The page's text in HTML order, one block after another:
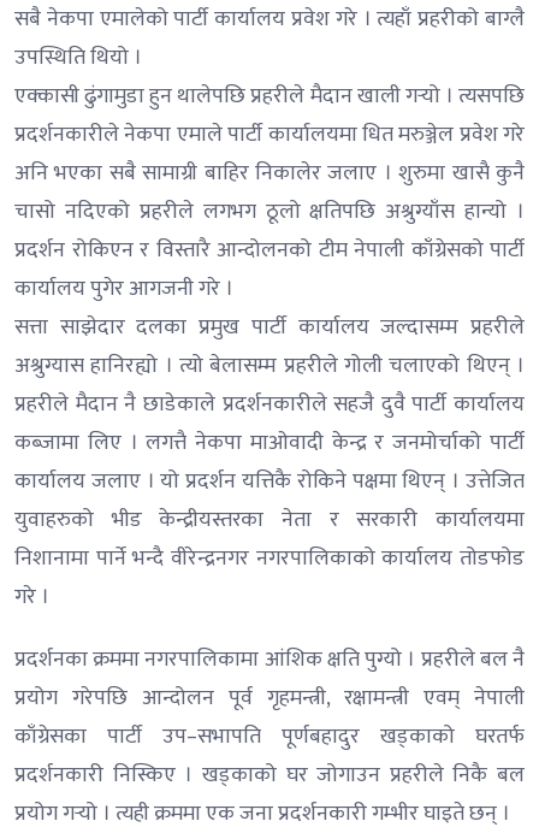
सबै नेकपा एमालेको पार्टी कार्यालय प्रवेश गरे । त्यहाँ प्रहरीको बाग्लै
उपस्थिति थियो ।
एक्कासी ढुंगामुडा हुन थालेपछि प्रहरीले मैदान खाली गर्‍यो । त्यसपछि
प्रदर्शनकारीले नेकपा एमाले पार्टी कार्यालयमा धित मरुञ्जेल प्रवेश गरे
अनि भएका सबै सामाग्री बाहिर निकालेर जलाए । शुरुमा खासै कुनै
चासो नदिएको प्रहरीले लगभग ठूलो क्षतिपछि अश्रुग्याँस हान्यो ।
प्रदर्शन रोकिएन र विस्तारै आन्दोलनको टीम नेपाली काँग्रेसको पार्टी
कार्यालय पुगेर आगजनी गरे ।
सत्ता साझेदार दलका प्रमुख पार्टी कार्यालय जल्दासम्म प्रहरीले
अश्रुग्यास हानिरह्यो । त्यो बेलासम्म प्रहरीले गोली चलाएको थिएन् ।
प्रहरीले मैदान नै छाडेकाले प्रदर्शनकारीले सहजै दुवै पार्टी कार्यालय
कब्जामा लिए । लगत्तै नेकपा माओवादी केन्द्र र जनमोर्चाको पार्टी
कार्यालय जलाए । यो प्रदर्शन यत्तिकै रोकिने पक्षमा थिएन् । उत्तेजित
युवाहरुको भीड केन्द्रीयस्तरका नेता र सरकारी कार्यालयमा
निशानामा पार्ने भन्दै वीरेन्द्रनगर नगरपालिकाको कार्यालय तोडफोड
गरे ।
प्रदर्शनका क्रममा नगरपालिकामा आंशिक क्षति पुग्यो । प्रहरीले बल नै
प्रयोग गरेपछि आन्दोलन पूर्व गृहमन्त्री, रक्षामन्त्री एवम् नेपाली
काँग्रेसका पार्टी उप–सभापति पूर्णबहादुर खड्काको घरतर्फ
प्रदर्शनकारी निस्किए । खड्काको घर जोगाउन प्रहरीले निकै बल
प्रयोग गर्‍यो । त्यही क्रममा एक जना प्रदर्शनकारी गम्भीर घाइते छन् ।